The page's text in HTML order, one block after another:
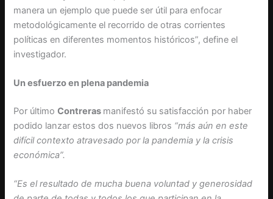
manera un ejemplo que puede ser útil para enfocar
metodológicamente el recorrido de otras corrientes
políticas en diferentes momentos históricos”, define el
investigador.
Un esfuerzo en plena pandemia
Por últimoContreras manifestó su satisfacción por haber
podido lanzar estos dos nuevos libros “más aún en este
difícil contexto atravesado por la pandemia y la crisis
económica”.
“Es el resultado de mucha buena voluntad y generosidad